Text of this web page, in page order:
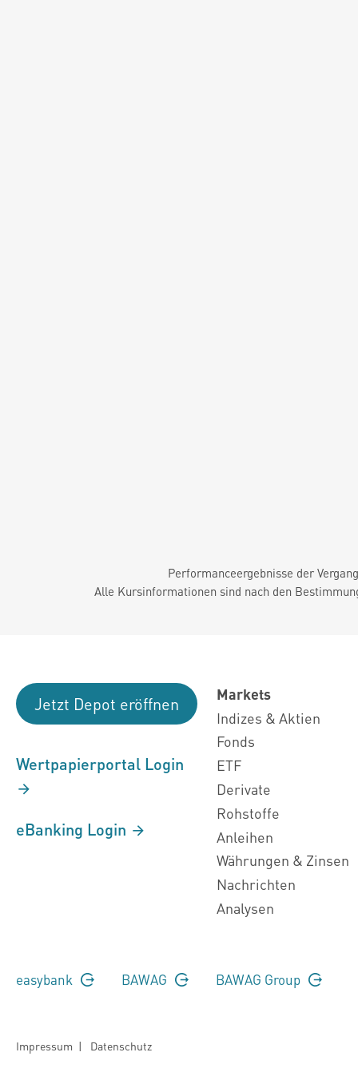
Performanceergebnisse der
Alle Kursinformationen sind nach den
Jetzt Depot eröffnen
Wertpapierportal Login
eBanking Login
Markets
Indizes & Aktien
Fonds
ETF
Derivate
Rohstoffe
Anleihen
Währungen & Zinsen
Nachrichten
Analysen
easybank BAWAG BAWAG Group
Impressum | Datenschutz